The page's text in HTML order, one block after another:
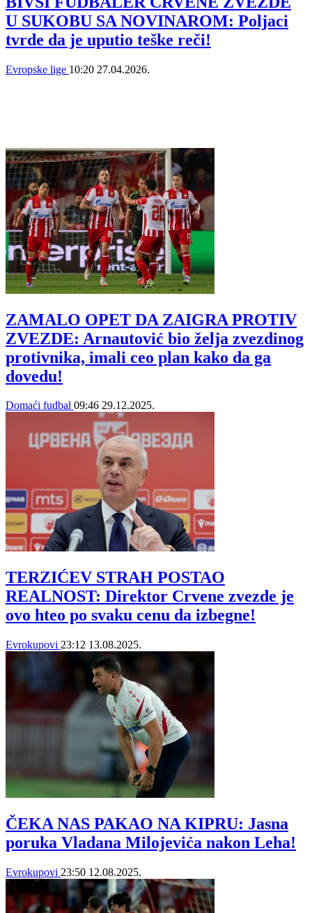
U SUKOBU SA NOVINAROM: Poljaci
tvrde da je uputio teške reči!
Evropske lige 10:20 27.04.2026.
ZAMALO OPET DA ZAIGRA PROTIV
ZVEZDE: Arnautović bio želja zvezdinog
protivnika, imali ceo plan kako da ga
dovedu!
Domaći fudbal 09:46 29.12.2025.
TERZIĆEV STRAH POSTAO
REALNOST: Direktor Crvene zvezde je
ovo hteo po svaku cenu da izbegne!
Evrokupovi 23:12 13.08.2025.
ČEKA NAS PAKAO NA KIPRU: Jasna
poruka Vladana Milojevića nakon Leha!
Evrokupovi 23:50 12.08.2025.